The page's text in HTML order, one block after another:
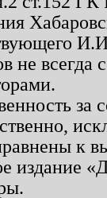
не
к
издание